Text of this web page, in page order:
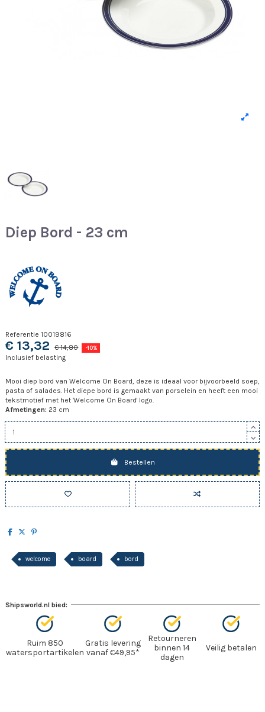
Diep Bord - 23 cm
Referentie 10019816
€ 13,32 € 14,80 -10%
Inclusief belasting
Mooi diep bord van Welcome On Board, deze is ideaal voor bijvoorbeeld soep,
pasta of salades. Het diepe bord is gemaakt van porselein en heeft een mooi
tekstmotief met het 'Welcome On Board' logo.
Afmetingen: 23 cm
Bestellen
welcome board bord
Shipsworld.nl bied:
Ruim 850
watersportartikelen
Gratis levering
vanaf €49,95*
Retourneren
binnen 14
dagen
Veilig betalen